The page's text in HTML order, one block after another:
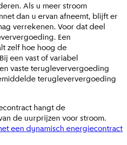
Als u meer stroom
dan u ervan afneemt, blijft er
verrekenen. Voor dat deel
Een
zelf hoe hoog de
een vast of variabel
vaste terugleververgoeding
terugleververgoeding
hangt de
de uurprijzen voor stroom.
een dynamisch energiecontract